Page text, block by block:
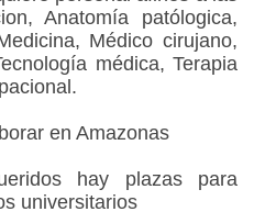
Anatomía patólogica,
Médico cirujano,
médica, Terapia
en Amazonas
hay plazas para
universitarios